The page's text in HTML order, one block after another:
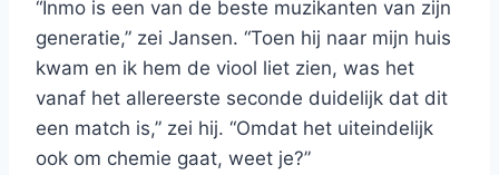
“Inmo is een van de beste muzikanten van zijn
generatie,” zei Jansen. “Toen hij naar mijn huis
kwam en ik hem de viool liet zien, was het
vanaf het allereerste seconde duidelijk dat dit
een match is,” zei hij. “Omdat het uiteindelijk
ook om chemie gaat, weet je?”